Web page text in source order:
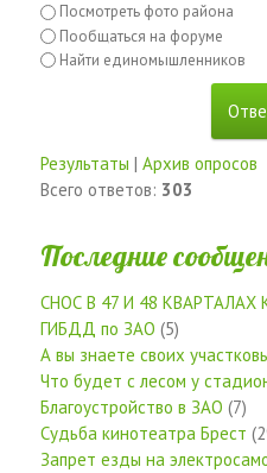
Посмотреть фото района
Пообщаться на форуме
Найти единомышленников
Результаты | Архив опросов
Всего ответов: 303
Последние
СНОС В 47 И 48 КВАРТАЛАХ
ГИБДД по ЗАО (5)
А вы знаете своих
Что будет с лесом у
Благоустройство в ЗАО (7)
Судьба кинотеатра Брест
Запрет езды на